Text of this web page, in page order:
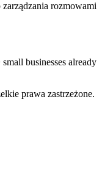
rozmowami
businesses already
prawa zastrzeżone.